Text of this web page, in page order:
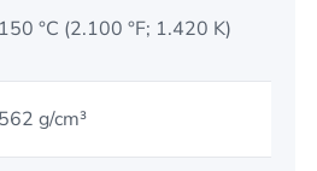
°C (2.100 °F; 1.420 K)
g/cm³